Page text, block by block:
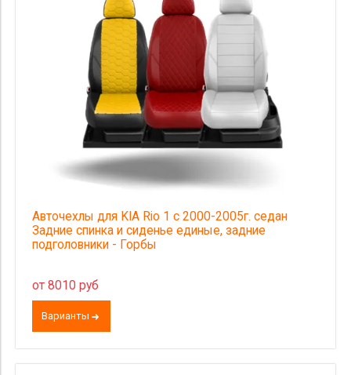
Авточехлы для KIA Rio 1 с 2000-2005г. седан
Задние спинка и сиденье единые, задние
подголовники - Горбы
от 8010 руб
Варианты